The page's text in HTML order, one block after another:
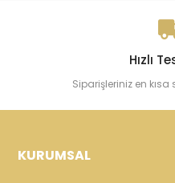
Hızlı
Siparişleriniz en kısa
KURUMSAL